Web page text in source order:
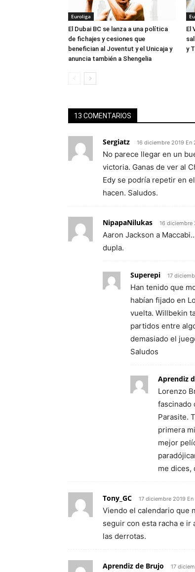
Euroliga
El Dubai BC se lanza a una política
de fichajes y cesiones que
benefician al Joventut y el Unicaja y
anuncia también a Shengelia
El
y
13 COMENTARIOS
Sergiatz 16 diciembre 2019 En
No parece llegar en un
victoria. Ganas de ver al
Edy se podría repetir en
hacen. Saludos.
NipapaNilukas 16 diciembre
Aaron Jackson a
dupla.
Superepi 17
Han tenido que
habían fijado en
vuelta. Willbekin
partidos entre
demasiado el
Saludos
Aprendiz
Lorenzo
fascinado
Parasite.
primera
mejor
me dices,
Tony_GC 17 diciembre 2019 En
Viendo el calendario que
seguir con esta racha e
las derrotas.
Aprendiz de Brujo 17